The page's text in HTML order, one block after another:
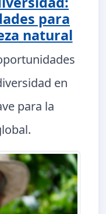
para
natural
en
para la